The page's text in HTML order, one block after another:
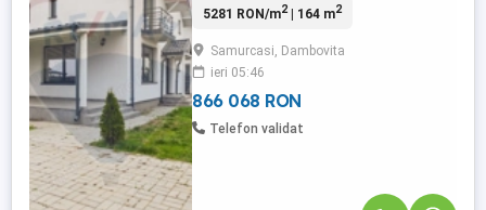
își doresc un cămin generos, bine
acces facil către Oras. Casa are o
suprafață construita de 196 mp și este
amplasată pe un teren de 559 mp, ...
5281 RON/m2| 164 m2
Samurcasi, Dambovita
ieri 05:46
866 068 RON
Telefon validat